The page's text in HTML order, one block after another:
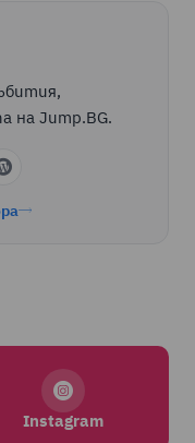
на Jump.BG.
Instagram